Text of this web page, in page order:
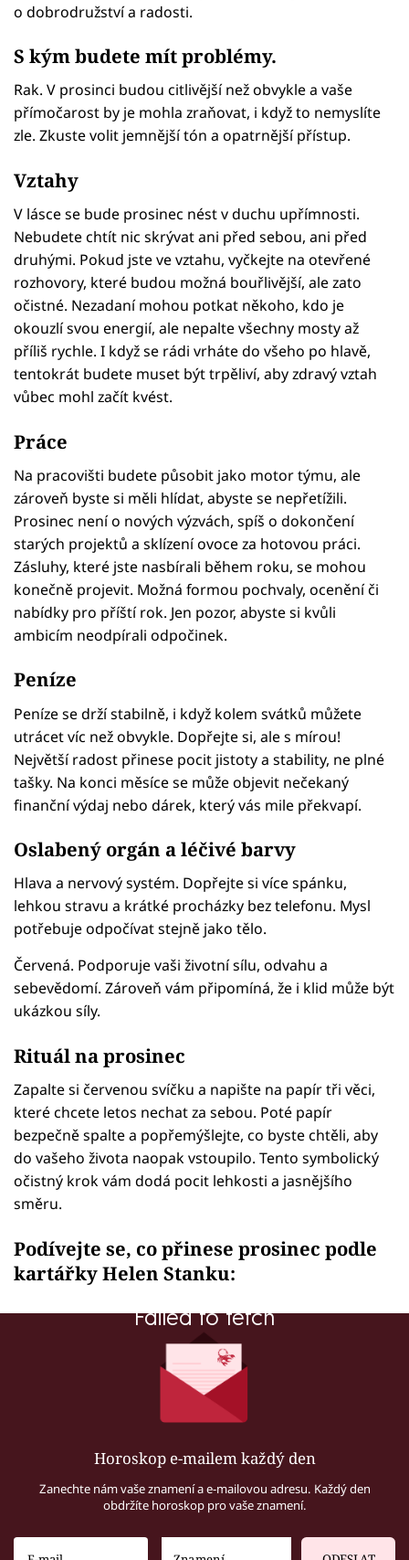
o dobrodružství a radosti.
S kým budete mít problémy.
Rak. V prosinci budou citlivější než obvykle a vaše
přímočarost by je mohla zraňovat, i když to nemyslíte
zle. Zkuste volit jemnější tón a opatrnější přístup.
Vztahy
V lásce se bude prosinec nést v duchu upřímnosti.
Nebudete chtít nic skrývat ani před sebou, ani před
druhými. Pokud jste ve vztahu, vyčkejte na otevřené
rozhovory, které budou možná bouřlivější, ale zato
očistné. Nezadaní mohou potkat někoho, kdo je
okouzlí svou energií, ale nepalte všechny mosty až
příliš rychle. I když se rádi vrháte do všeho po hlavě,
tentokrát budete muset být trpěliví, aby zdravý vztah
vůbec mohl začít kvést.
Práce
Na pracovišti budete působit jako motor týmu, ale
zároveň byste si měli hlídat, abyste se nepřetížili.
Prosinec není o nových výzvách, spíš o dokončení
starých projektů a sklízení ovoce za hotovou práci.
Zásluhy, které jste nasbírali během roku, se mohou
konečně projevit. Možná formou pochvaly, ocenění či
nabídky pro příští rok. Jen pozor, abyste si kvůli
ambicím neodpírali odpočinek.
Peníze
Peníze se drží stabilně, i když kolem svátků můžete
utrácet víc než obvykle. Dopřejte si, ale s mírou!
Největší radost přinese pocit jistoty a stability, ne plné
tašky. Na konci měsíce se může objevit nečekaný
finanční výdaj nebo dárek, který vás mile překvapí.
Oslabený orgán a léčivé barvy
Hlava a nervový systém. Dopřejte si více spánku,
lehkou stravu a krátké procházky bez telefonu. Mysl
potřebuje odpočívat stejně jako tělo.
Červená. Podporuje vaši životní sílu, odvahu a
sebevědomí. Zároveň vám připomíná, že i klid může být
ukázkou síly.
Rituál na prosinec
Zapalte si červenou svíčku a napište na papír tři věci,
které chcete letos nechat za sebou. Poté papír
bezpečně spalte a popřemýšlejte, co byste chtěli, aby
do vašeho života naopak vstoupilo. Tento symbolický
očistný krok vám dodá pocit lehkosti a jasnějšího
směru.
Podívejte se, co přinese prosinec podle
kartářky Helen Stanku:
Failed to fetch
Horoskop e-mailem každý den
Zanechte nám vaše znamení a e-mailovou adresu. Každý den
obdržíte horoskop pro vaše znamení.